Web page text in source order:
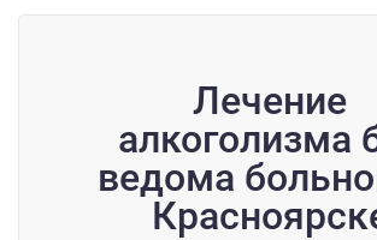
Лечение
алкоголизма
ведома